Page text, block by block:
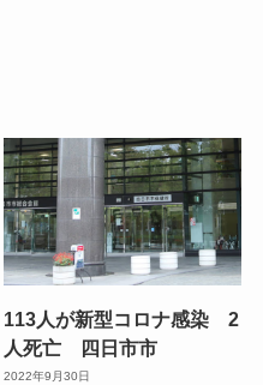
113人が新型コロナ感染 2
人死亡 四日市市
2022年9月30日